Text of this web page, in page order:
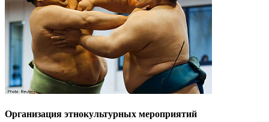
Организация этнокультурных мероприятий